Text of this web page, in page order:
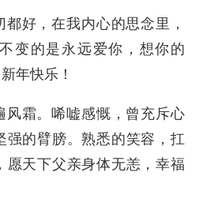
好，在我内心的思念里，
变的是永远爱你，想你的
年快乐！
风霜。唏嘘感慨，曾充斥心
强的臂膀。熟悉的笑容，扛
愿天下父亲身体无恙，幸福